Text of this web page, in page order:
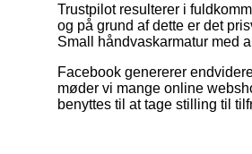
Trustpilot resulterer i
og på grund af dette er det
Small håndvaskarmatur med
Facebook genererer
møder vi mange online
benyttes til at tage stilling til